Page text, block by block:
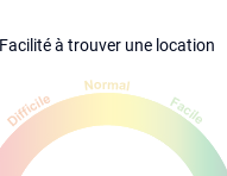
Facilité à trouver une location